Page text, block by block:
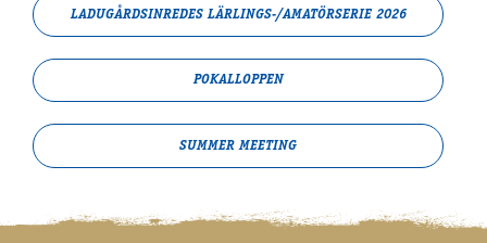
LADUGÅRDSINREDES LÄRLINGS-/AMATÖRSERIE 2026
POKALLOPPEN
SUMMER MEETING